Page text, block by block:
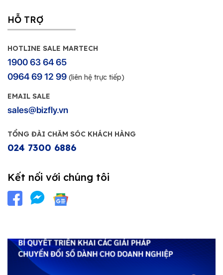
HỖ TRỢ
HOTLINE SALE MARTECH
1900 63 64 65
0964 69 12 99 (liên hệ trực tiếp)
EMAIL SALE
sales@bizfly.vn
TỔNG ĐÀI CHĂM SÓC KHÁCH HÀNG
024 7300 6886
Kết nối với chúng tôi